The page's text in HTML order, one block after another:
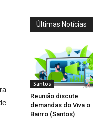
Últimas Notícias
Santos
Reunião discute
demandas do Viva o
Bairro (Santos)